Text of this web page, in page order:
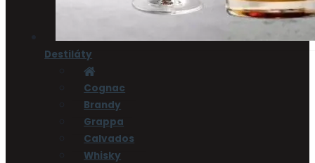
Destiláty
Cognac
Brandy
Grappa
Calvados
Whisky